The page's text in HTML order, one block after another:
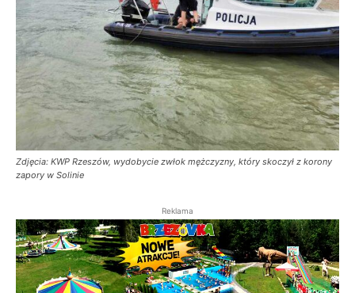
Zdjęcia: KWP Rzeszów, wydobycie zwłok mężczyzny, który skoczył z korony
zapory w Solinie
Reklama